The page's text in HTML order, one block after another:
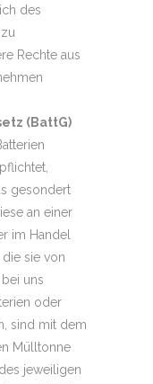
des
Rechte aus
(BattG)
gesondert
an einer
im Handel
sie von
uns
oder
sind mit dem
Mülltonne
jeweiligen